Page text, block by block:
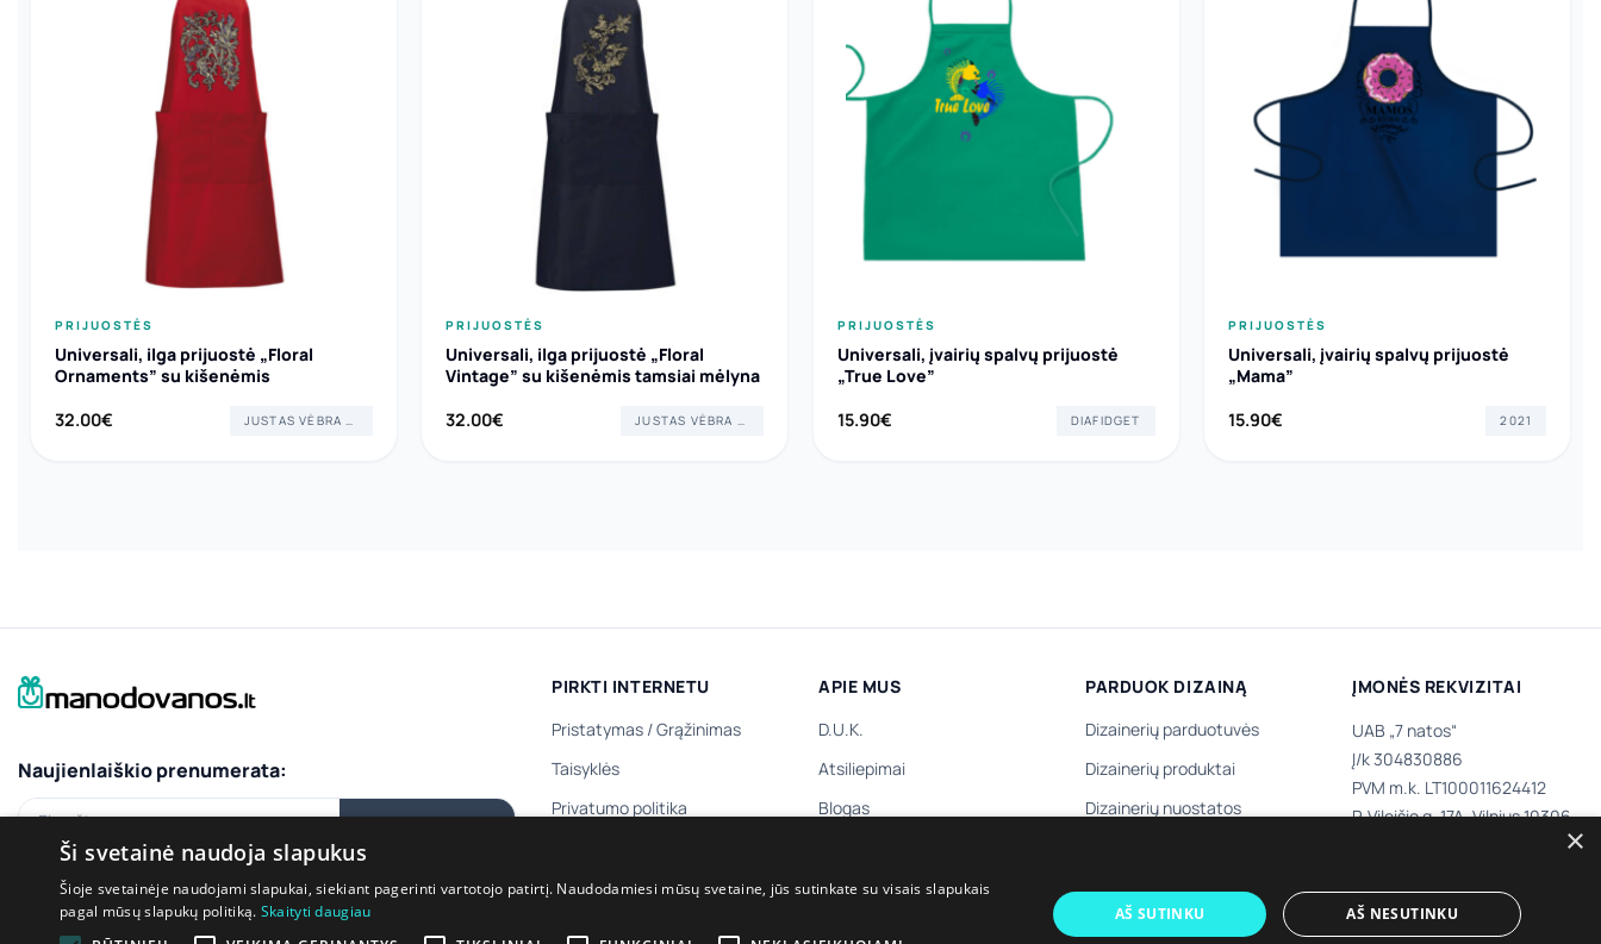
PRIJUOSTĖS
Universali, ilga prijuostė „Floral
Ornaments” su kišenėmis
32.00€
PRIJUOSTĖS
Universali, ilga prijuostė „Floral
Vintage” su kišenėmis tamsiai mėlyna
32.00€
PRIJUOSTĖS
Universali, įvairių spalvų prijuostė
„True Love”
15.90€ DIAFIDGET
PRIJUOSTĖS
Universali, įvairių spalvų prijuostė
„Mama”
15.90€ 2021
Naujienlaiškio prenumerata:
El.paštas
Bendraukime:
PIRKTI INTERNETU
Pristatymas /Grąžinimas
Taisyklės
Privatumo politika
Dovanų prenumerata
APIE MUS
D.U.K.
Atsiliepimai
Blogas
PARDUOK DIZAINĄ
Dizainerių parduotuvės
Dizainerių produktai
Dizainerių nuostatos
ĮMONĖS REKVIZITAI
UAB „7 natos“
Į/k 304830886
PVM m.k. LT100011624412
P. Vileišio g. 17A, Vilnius 10306,
×
Ši svetainė naudoja slapukus
Šioje svetainėje naudojami slapukai, siekiant pagerinti vartotojo patirtį. Naudodamiesi mūsų svetaine, jūs sutinkate su visais slapukais
pagal mūsų slapukų politiką. Skaityti daugiau
AŠ SUTINKU AŠ NESUTINKU